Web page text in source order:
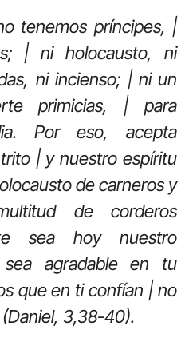
tenemos príncipes, |
| ni holocausto, ni
ni incienso; | ni un
primicias, | para
Por eso, acepta
| y nuestro espíritu
de carneros y
de corderos
sea hoy nuestro
agradable en tu
que en ti confían | no
3,38-40).